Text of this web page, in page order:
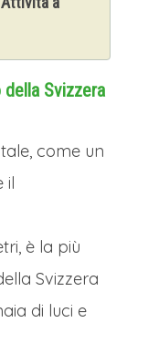
di
quando i
ponte fino
il Nord,
resiliente
DI
della Svizzera
come un
il
è la più
Svizzera
di luci e